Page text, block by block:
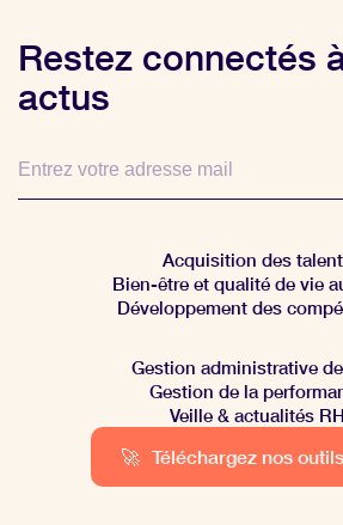
Restez connectés
actus
Acquisition des
Bien-être et qualité de vie
Développement des
Gestion administrative
Gestion de la
Veille & actualités RH
🚀 Téléchargez nos